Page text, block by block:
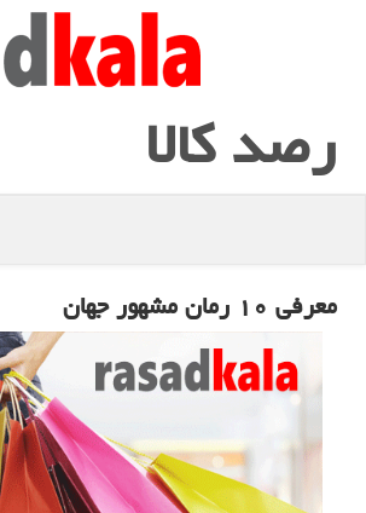
رصد كالا
معرفی ۱۰ رمان مشهور جهان